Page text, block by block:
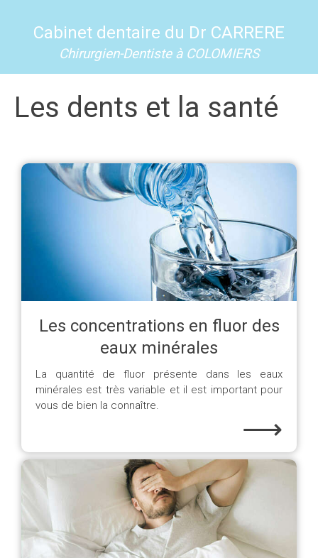
Cabinet dentaire du Dr CARRERE
Chirurgien-Dentiste à COLOMIERS
Les dents et la santé
Les concentrations en fluor des
eaux minérales
La quantité de fluor présente dans les eaux
minérales est très variable et il est important pour
vous de bien la connaître.
⟶